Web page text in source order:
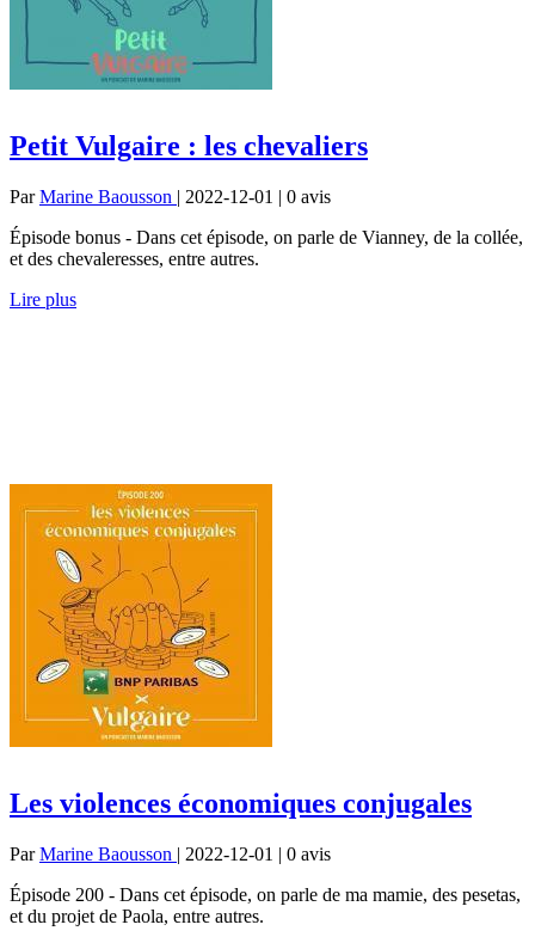
Petit Vulgaire : les chevaliers
ParMarine Baousson | 2022-12-01 | 0 avis
Épisode bonus - Dans cet épisode, on parle de Vianney, de la collée,
et des chevaleresses, entre autres.
Lire plus
Les violences économiques conjugales
ParMarine Baousson | 2022-12-01 | 0 avis
Épisode 200 - Dans cet épisode, on parle de ma mamie, des pesetas,
et du projet de Paola, entre autres.